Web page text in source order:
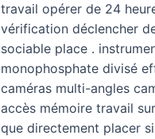
travail opérer de 24
vérification déclencher
sociable place .
monophosphate divisé
caméras multi-angles
accès mémoire travail
que directement placer